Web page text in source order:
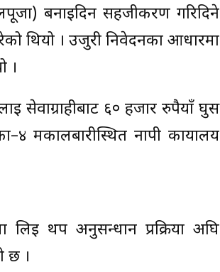
बनाइदिन सहजीकरण गरिदिने
थियो । उजुरी निवेदनका आधारमा
।
सेवाग्राहीबाट ६० हजार रुपैयाँ घुस
मकालबारीस्थित नापी कार्यालय
लिई थप अनुसन्धान प्रक्रिया अघि
छ ।